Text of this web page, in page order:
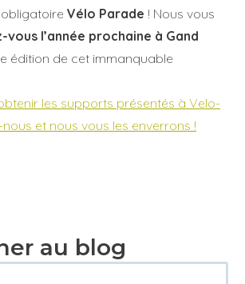
Vélo Parade ! Nous vous
vous l’année prochaine à Gand
édition de cet immanquable
les supports présentés à Velo-
et nous vous les enverrons !
au blog
Enlever de ma liste
Retour Voir ma liste
Enlever de ma liste
Retour Voir ma liste
Enlever de ma liste
Retour Voir ma liste